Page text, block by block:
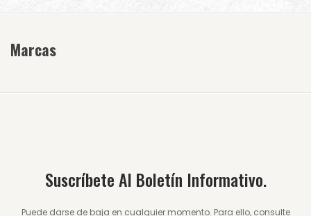
Marcas
Suscríbete Al Boletín Informativo.
Puede darse de baja en cualquier momento. Para ello, consulte